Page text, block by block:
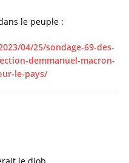
le peuple :
04/25/sondage-69-des-
demmanuel-macron-
le-pays/